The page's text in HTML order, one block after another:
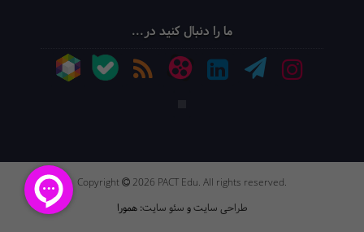
ما را دنبال کنید در...
Copyright 2026 PACT Edu. All rights reserved.
طراحی سایتو سئو سایت: همورا